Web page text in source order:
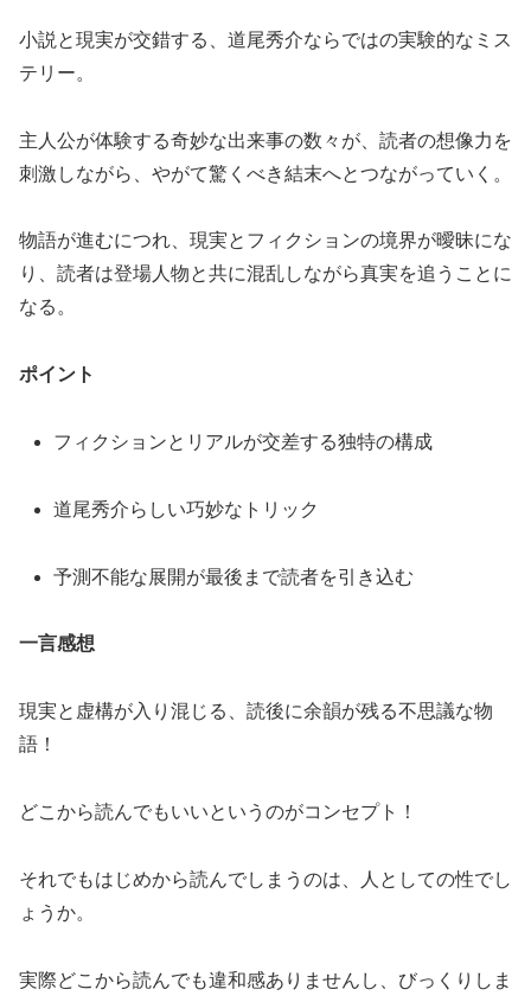
小説と現実が交錯する、道尾秀介ならではの実験的なミス
テリー。
主人公が体験する奇妙な出来事の数々が、読者の想像力を
刺激しながら、やがて驚くべき結末へとつながっていく。
物語が進むにつれ、現実とフィクションの境界が曖昧にな
り、読者は登場人物と共に混乱しながら真実を追うことに
なる。
ポイント
フィクションとリアルが交差する独特の構成
道尾秀介らしい巧妙なトリック
予測不能な展開が最後まで読者を引き込む
一言感想
現実と虚構が入り混じる、読後に余韻が残る不思議な物
語！
どこから読んでもいいというのがコンセプト！
それでもはじめから読んでしまうのは、人としての性でし
ょうか。
実際どこから読んでも違和感ありませんし、びっくりしま